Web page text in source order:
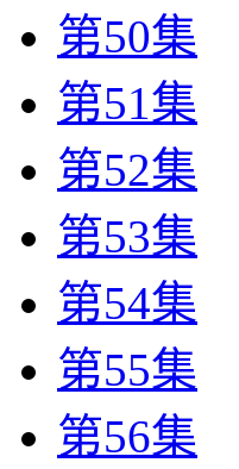
第50集
第51集
第52集
第53集
第54集
第55集
第56集